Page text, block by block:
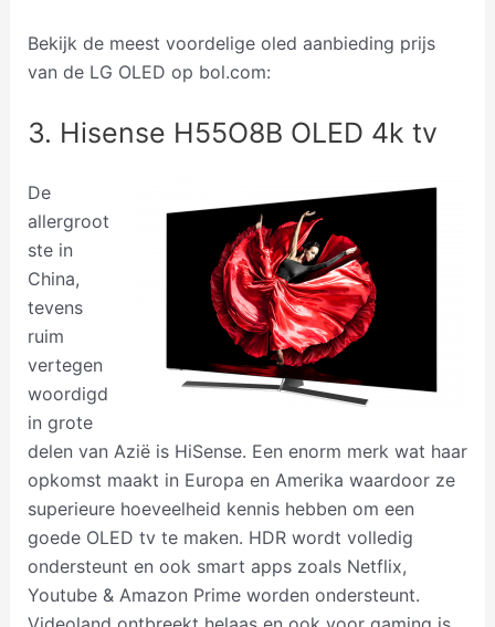
Bekijk de meest voordelige oled aanbieding prijs
van de LG OLED op bol.com:
3. Hisense H55O8B OLED 4k tv
De
allergroot
ste in
China,
tevens
ruim
vertegen
woordigd
in grote
delen van Azië is HiSense. Een enorm merk wat haar
opkomst maakt in Europa en Amerika waardoor ze
superieure hoeveelheid kennis hebben om een
goede OLED tv te maken. HDR wordt volledig
ondersteunt en ook smart apps zoals Netflix,
Youtube & Amazon Prime worden ondersteunt.